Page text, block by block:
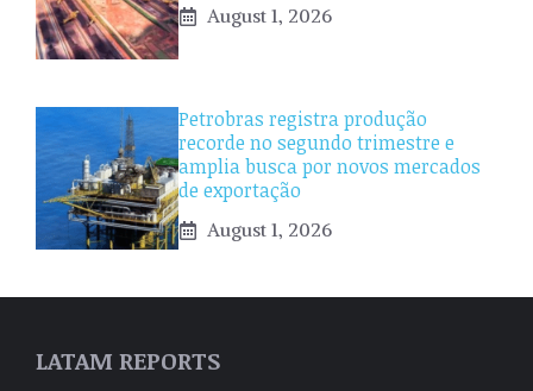
August 1, 2026
Petrobras registra produção
recorde no segundo trimestre e
amplia busca por novos mercados
de exportação
August 1, 2026
LATAM REPORTS